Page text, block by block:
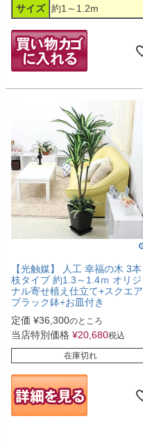
サイズ 約1～1.2m
【光触媒】 人工 幸福の木 3本
枝タイプ 約1.3～1.4ｍ オリジ
ナル寄せ植え仕立て+スクエア
ブラック鉢+お皿付き
定価 ¥36,300のところ
当店特別価格 ¥20,680税込
在庫切れ